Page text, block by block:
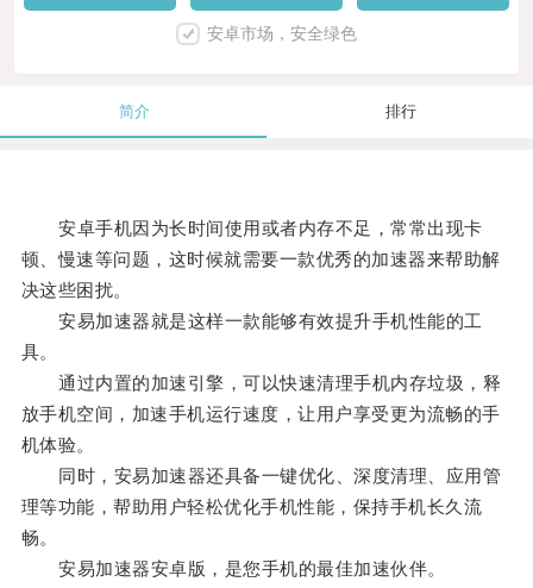
安卓市场，安全绿色
简介 排行
安卓手机因为长时间使用或者内存不足，常常出现卡
顿、慢速等问题，这时候就需要一款优秀的加速器来帮助解
决这些困扰。
安易加速器就是这样一款能够有效提升手机性能的工
具。
通过内置的加速引擎，可以快速清理手机内存垃圾，释
放手机空间，加速手机运行速度，让用户享受更为流畅的手
机体验。
同时，安易加速器还具备一键优化、深度清理、应用管
理等功能，帮助用户轻松优化手机性能，保持手机长久流
畅。
安易加速器安卓版，是您手机的最佳加速伙伴。